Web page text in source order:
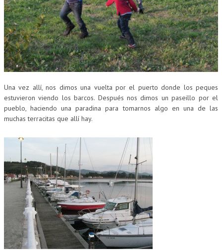
Una vez allí, nos dimos una vuelta por el puerto donde los peques
estuvieron viendo los barcos. Después nos dimos un paseillo por el
pueblo, haciendo una paradina para tomarnos algo en una de las
muchas terracitas que allí hay.